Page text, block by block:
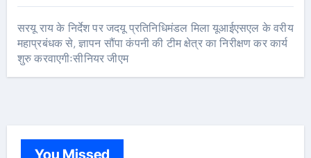
सरयू राय के निर्देश पर जदयू प्रतिनिधिमंडल मिला यूआईएसएल के वरीय
महाप्रबंधक से, ज्ञापन सौंपा कंपनी की टीम क्षेत्र का निरीक्षण कर कार्य
शुरु करवाएगीःसीनियर जीएम
You Missed